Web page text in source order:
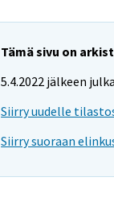
Tämä sivu on
5.4.2022 jälkeen
Siirry uudelle
Siirry suoraan